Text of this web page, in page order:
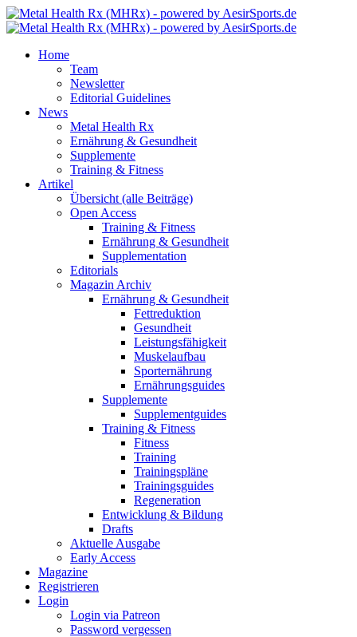
Home
Team
Newsletter
Editorial Guidelines
News
Metal Health Rx
Ernährung & Gesundheit
Supplemente
Training & Fitness
Artikel
Übersicht (alle Beiträge)
Open Access
Training & Fitness
Ernährung & Gesundheit
Supplementation
Editorials
Magazin Archiv
Ernährung & Gesundheit
Fettreduktion
Gesundheit
Leistungsfähigkeit
Muskelaufbau
Sporternährung
Ernährungsguides
Supplemente
Supplementguides
Training & Fitness
Fitness
Training
Trainingspläne
Trainingsguides
Regeneration
Entwicklung & Bildung
Drafts
Aktuelle Ausgabe
Early Access
Magazine
Registrieren
Login
Login via Patreon
Password vergessen